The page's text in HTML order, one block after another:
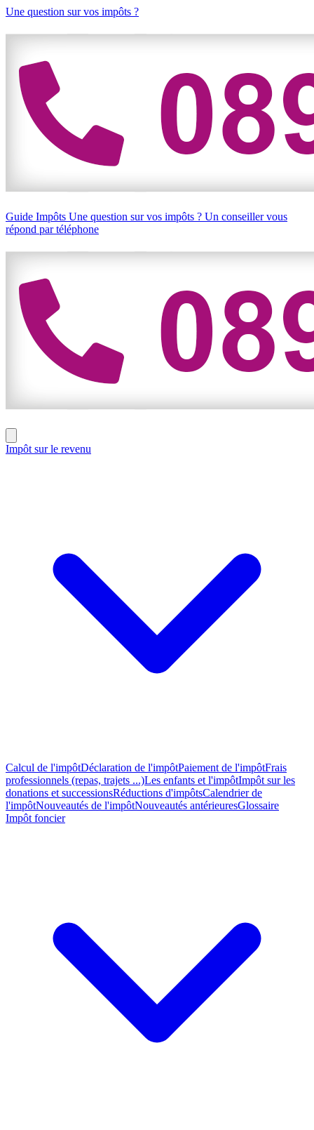
Une question sur vos impôts ?
Guide Impôts Une question sur vos impôts ? Un conseiller vous
répond par téléphone
Impôt sur le revenu
Calcul de l'impôtDéclaration de l'impôtPaiement de l'impôtFrais
professionnels (repas, trajets ...)Les enfants et l'impôtImpôt sur les
donations et successionsRéductions d'impôtsCalendrier de
l'impôtNouveautés de l'impôtNouveautés antérieuresGlossaire
Impôt foncier